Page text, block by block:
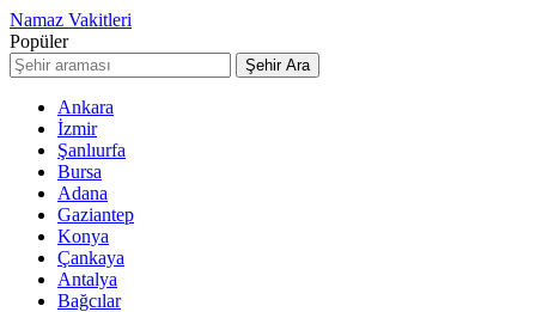
Namaz Vakitleri
Popüler
Şehir Ara
Ankara
İzmir
Şanlıurfa
Bursa
Adana
Gaziantep
Konya
Çankaya
Antalya
Bağcılar